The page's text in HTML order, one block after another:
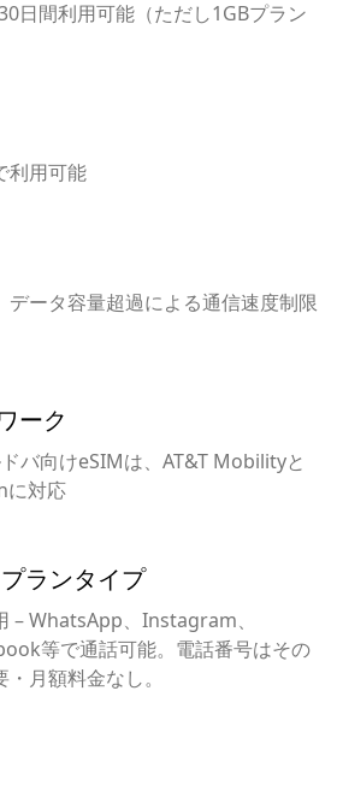
日間利用可能（ただし1GBプラン
利用可能
データ容量超過による通信速度制限
ーク
バ向けeSIMは、AT&T Mobilityと
に対応
ランタイプ
– WhatsApp、Instagram、
等で通話可能。電話番号はその
月額料金なし。